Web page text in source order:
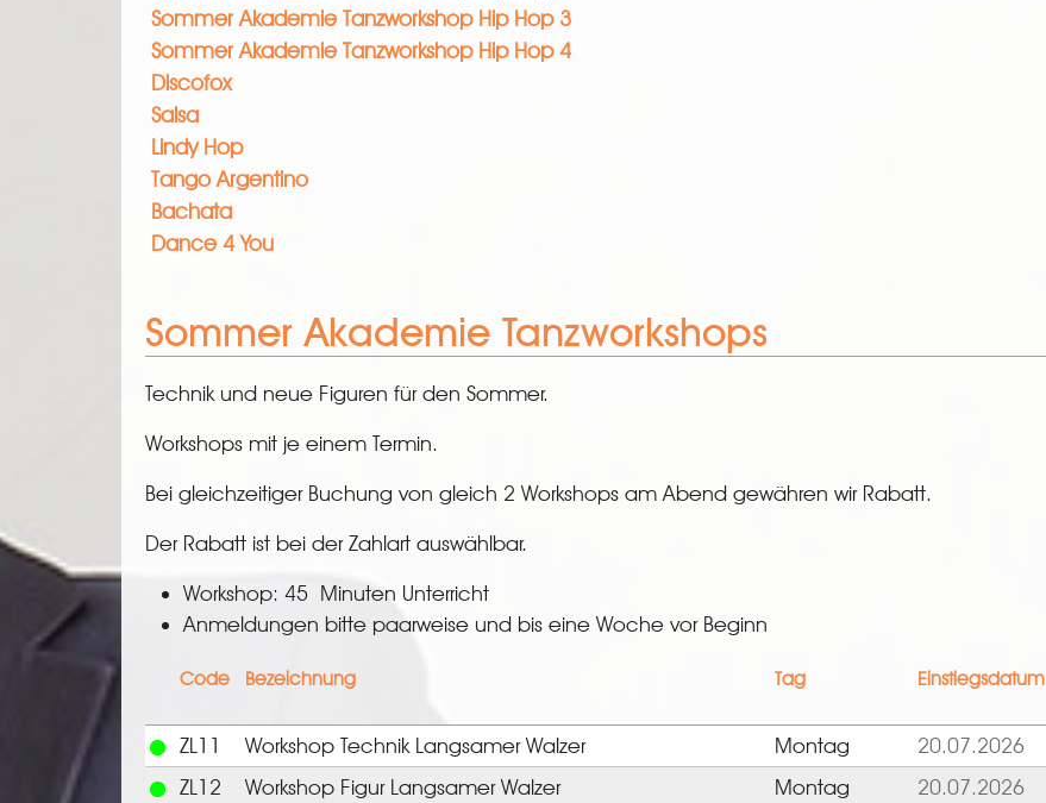
Sommer Akademie Tanzworkshop Hip Hop 3
Sommer Akademie Tanzworkshop Hip Hop 4
Discofox
Salsa
Lindy Hop
Tango Argentino
Bachata
Dance 4 You
Sommer Akademie Tanzworkshops
Technik und neue Figuren für den Sommer.
Workshops mit je einem Termin.
Bei gleichzeitiger Buchung von gleich 2 Workshops am Abend gewähren wir Rabatt.
Der Rabatt ist bei der Zahlart auswählbar.
Workshop: 45 Minuten Unterricht
Anmeldungen bitte paarweise und bis eine Woche vor Beginn
Code Bezeichnung Tag Einstiegsdatum
ZL11 Workshop Technik Langsamer Walzer Montag 20.07.2026
ZL12
Workshop Figur Langsamer Walzer Montag 20.07.2026